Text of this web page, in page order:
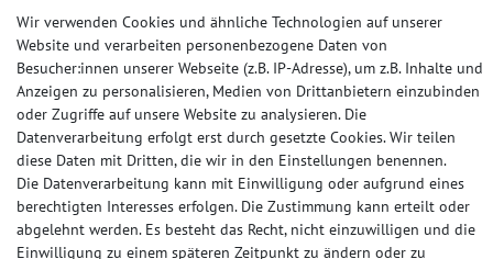
ZAHLUNGSARTEN
SOCIAL MEDIA
Wir verwenden Cookies und ähnliche Technologien auf unserer
Website und verarbeiten personenbezogene Daten von
Besucher:innen unserer Webseite (z.B. IP-Adresse), um z.B. Inhalte und
Anzeigen zu personalisieren, Medien von Drittanbietern einzubinden
oder Zugriffe auf unsere Website zu analysieren. Die
Datenverarbeitung erfolgt erst durch gesetzte Cookies. Wir teilen
diese Daten mit Dritten, die wir in den Einstellungen benennen.
Die Datenverarbeitung kann mit Einwilligung oder aufgrund eines
berechtigten Interesses erfolgen. Die Zustimmung kann erteilt oder
abgelehnt werden. Es besteht das Recht, nicht einzuwilligen und die
Einwilligung zu einem späteren Zeitpunkt zu ändern oder zu